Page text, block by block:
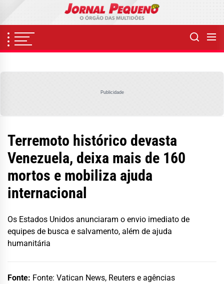
content
Publicidade
Terremoto histórico devasta
Venezuela, deixa mais de 160
mortos e mobiliza ajuda
internacional
Os Estados Unidos anunciaram o envio imediato de
equipes de busca e salvamento, além de ajuda
humanitária
Fonte: Fonte: Vatican News, Reuters e agências